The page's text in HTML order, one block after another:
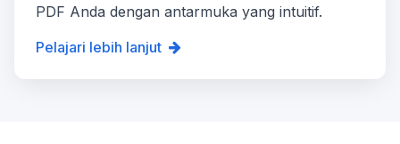
PDF Anda dengan antarmuka yang intuitif.
Pelajari lebih lanjut